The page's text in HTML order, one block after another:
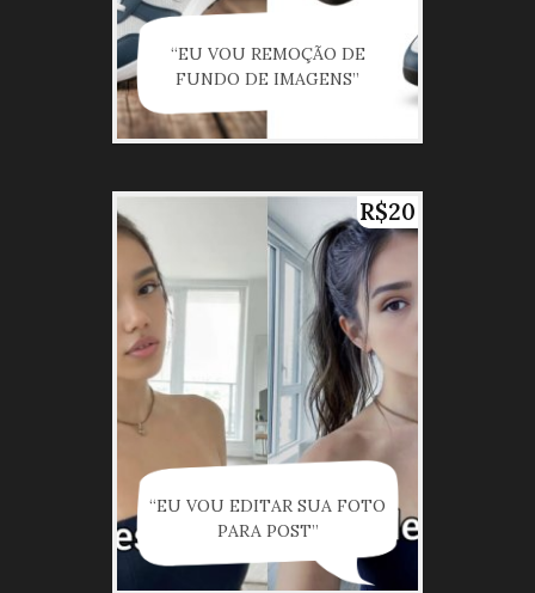
“EU VOU REMOÇÃO DE
FUNDO DE IMAGENS”
R$20
“EU VOU EDITAR SUA FOTO
PARA POST”